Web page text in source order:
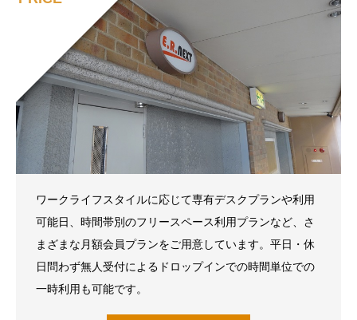
ワークライフスタイルに応じて専有デスクプランや利用
可能日、時間帯別のフリースペース利用プランなど、さ
まざまな月額会員プランをご用意しています。平日・休
日問わず無人受付によるドロップインでの時間単位での
一時利用も可能です。